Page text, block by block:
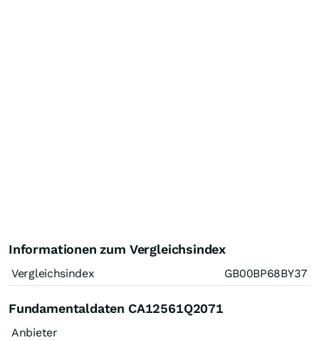
Informationen zum Vergleichsindex
Vergleichsindex GB00BP68BY37
Fundamentaldaten CA12561Q2071
Anbieter